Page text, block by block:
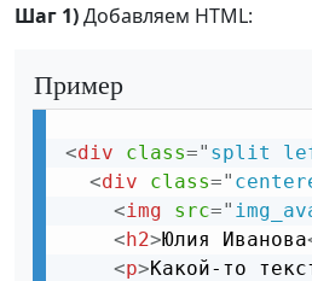
Шаг 1)Добавляем HTML:
Пример
<div class=" split
<div class="
<img src="
<h2>Юлия Иванова
<p>Какой-то